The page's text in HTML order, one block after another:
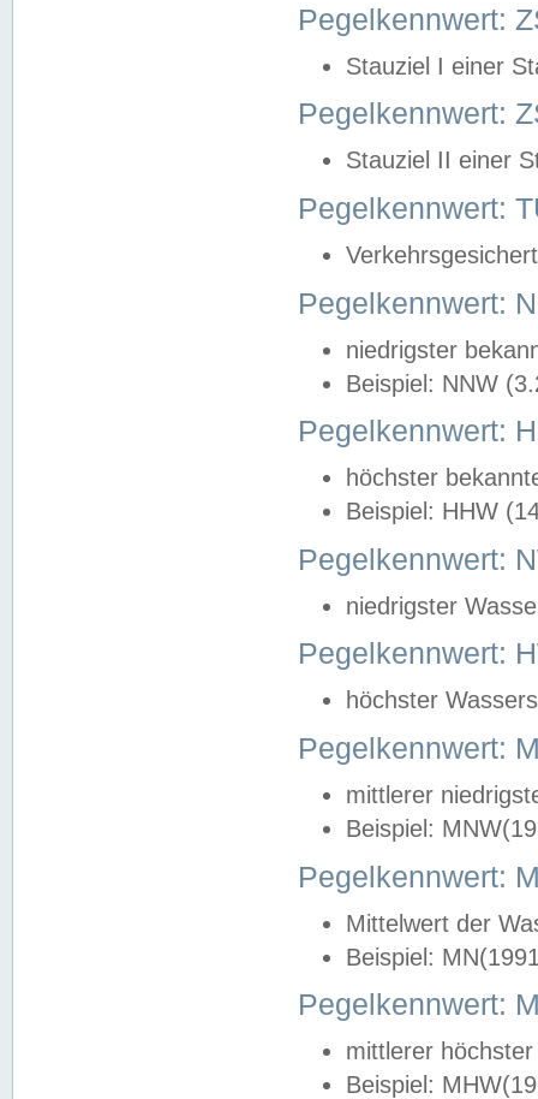
Pegelkennwert:
Stauziel I einer
Pegelkennwert:
Stauziel II einer
Pegelkennwert:
Pegelkennwert:
niedrigster
Beispiel: NNW
Pegelkennwert:
höchster
Beispiel: HHW
Pegelkennwert:
niedrigster
Pegelkennwert:
höchster
Pegelkennwert:
mittlerer
Beispiel:
Pegelkennwert:
Mittelwert der
Beispiel:
Pegelkennwert:
mittlerer
Beispiel: